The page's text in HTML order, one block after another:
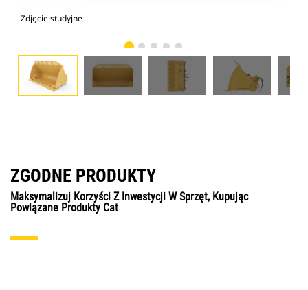
Zdjęcie studyjne
ZGODNE PRODUKTY
Maksymalizuj Korzyści Z Inwestycji W Sprzęt, Kupując
Powiązane Produkty Cat